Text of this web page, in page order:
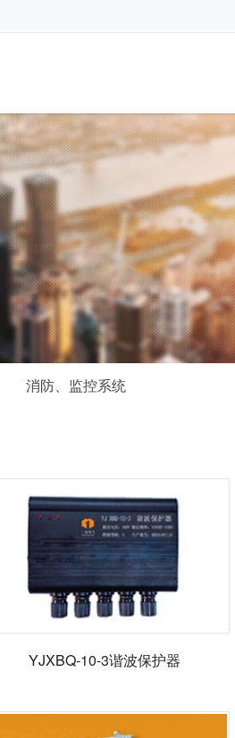
消防、监控系统
YJXBQ-10-3谐波保护器